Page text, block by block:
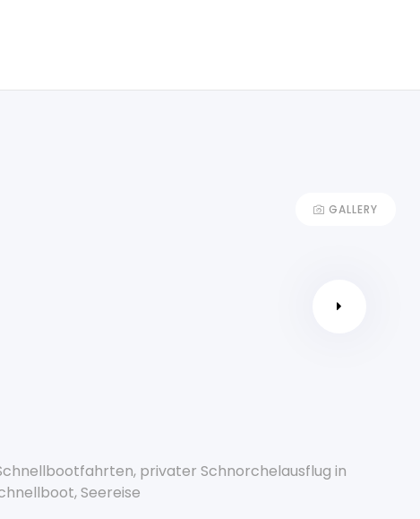
GALLERY
, privater Schnorchelausflug in
,Seereise